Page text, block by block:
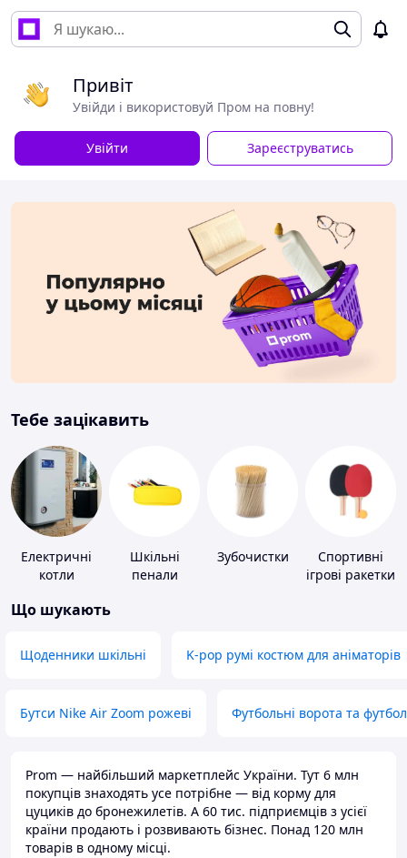
Привіт
Увійди і використовуй Пром на повну!
Увійти Зареєструватись
Тебе зацікавить
Електричні
котли
Шкільні
пенали
Зубочистки
Спортивні
ігрові ракетки
Що шукають
Щоденники шкільні K-pop румі костюм для аніматорів
Бутси Nike Air Zoom рожеві Футбольні ворота та
Prom — найбільший маркетплейс України. Тут 6 млн
покупців знаходять усе потрібне — від корму для
цуциків до бронежилетів. А 60 тис. підприємців з усієї
країни продають і розвивають бізнес. Понад 120 млн
товарів в одному місці.